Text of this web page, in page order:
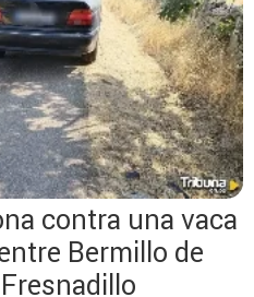
contra una vaca
Bermillo de